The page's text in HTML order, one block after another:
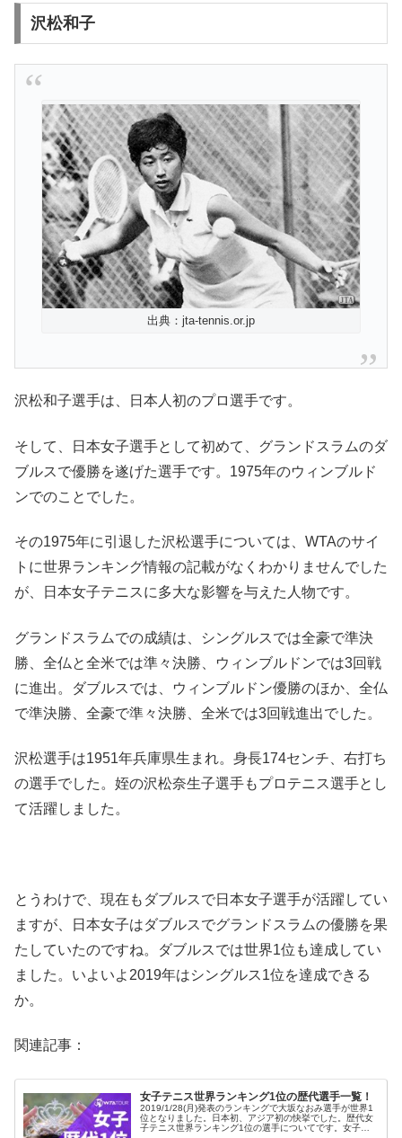
沢松和子
出典：jta-tennis.or.jp
沢松和子選手は、日本人初のプロ選手です。
そして、日本女子選手として初めて、グランドスラムのダ
ブルスで優勝を遂げた選手です。1975年のウィンブルド
ンでのことでした。
その1975年に引退した沢松選手については、WTAのサイ
トに世界ランキング情報の記載がなくわかりませんでした
が、日本女子テニスに多大な影響を与えた人物です。
グランドスラムでの成績は、シングルスでは全豪で準決
勝、全仏と全米では準々決勝、ウィンブルドンでは3回戦
に進出。ダブルスでは、ウィンブルドン優勝のほか、全仏
で準決勝、全豪で準々決勝、全米では3回戦進出でした。
沢松選手は1951年兵庫県生まれ。身長174センチ、右打ち
の選手でした。姪の沢松奈生子選手もプロテニス選手とし
て活躍しました。
とうわけで、現在もダブルスで日本女子選手が活躍してい
ますが、日本女子はダブルスでグランドスラムの優勝を果
たしていたのですね。ダブルスでは世界1位も達成してい
ました。いよいよ2019年はシングルス1位を達成できる
か。
関連記事：
女子テニス世界ランキング1位の歴代選手一覧！
2019/1/28(月)発表のランキングで大坂なおみ選手が世界1
位となりました。日本初、アジア初の快挙でした。歴代女
子テニス世界ランキング1位の選手についてです。女子テ